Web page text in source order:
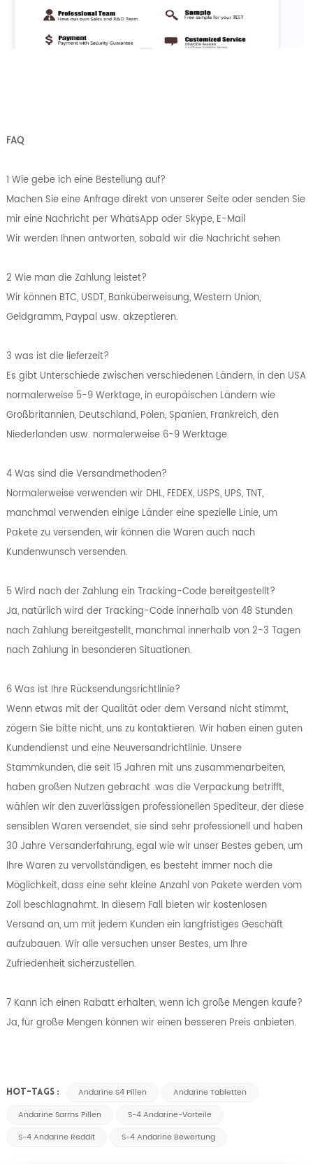
FAQ
1 Wie gebe ich eine Bestellung auf?
Machen Sie eine Anfrage direkt von unserer Seite oder senden Sie
mir eine Nachricht per WhatsApp oder Skype, E-Mail
Wir werden Ihnen antworten, sobald wir die Nachricht sehen
2 Wie man die Zahlung leistet?
Wir können BTC, USDT, Banküberweisung, Western Union,
Geldgramm, Paypal usw. akzeptieren.
3 was ist die lieferzeit?
Es gibt Unterschiede zwischen verschiedenen Ländern, in den USA
normalerweise 5-9 Werktage, in europäischen Ländern wie
Großbritannien, Deutschland, Polen, Spanien, Frankreich, den
Niederlanden usw. normalerweise 6-9 Werktage.
4 Was sind die Versandmethoden?
Normalerweise verwenden wir DHL, FEDEX, USPS, UPS, TNT,
manchmal verwenden einige Länder eine spezielle Linie, um
Pakete zu versenden, wir können die Waren auch nach
Kundenwunsch versenden.
5 Wird nach der Zahlung ein Tracking-Code bereitgestellt?
Ja, natürlich wird der Tracking-Code innerhalb von 48 Stunden
nach Zahlung bereitgestellt, manchmal innerhalb von 2-3 Tagen
nach Zahlung in besonderen Situationen.
6 Was ist Ihre Rücksendungsrichtlinie?
Wenn etwas mit der Qualität oder dem Versand nicht stimmt,
zögern Sie bitte nicht, uns zu kontaktieren. Wir haben einen guten
Kundendienst und eine Neuversandrichtlinie. Unsere
Stammkunden, die seit 15 Jahren mit uns zusammenarbeiten,
haben großen Nutzen gebracht .was die Verpackung betrifft,
wählen wir den zuverlässigen professionellen Spediteur, der diese
sensiblen Waren versendet, sie sind sehr professionell und haben
30 Jahre Versanderfahrung, egal wie wir unser Bestes geben, um
Ihre Waren zu vervollständigen, es besteht immer noch die
Möglichkeit, dass eine sehr kleine Anzahl von Pakete werden vom
Zoll beschlagnahmt. In diesem Fall bieten wir kostenlosen
Versand an, um mit jedem Kunden ein langfristiges Geschäft
aufzubauen. Wir alle versuchen unser Bestes, um Ihre
Zufriedenheit sicherzustellen.
7 Kann ich einen Rabatt erhalten, wenn ich große Mengen kaufe?
Ja, für große Mengen können wir einen besseren Preis anbieten.
HOT-TAGS : Andarine S4 Pillen
Andarine Tabletten
Andarine Sarms Pillen
S-4 Andarine-Vorteile
S-4 Andarine Reddit
S-4 Andarine Bewertung